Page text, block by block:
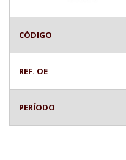
CÓDIGO
REF. OE
PERÍODO